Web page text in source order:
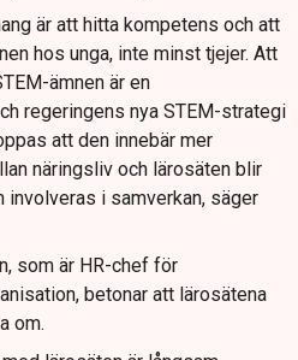
är att hitta kompetens och att
hos unga, inte minst tjejer. Att
ämnen är en
regeringens nya STEM-strategi
att den innebär mer
näringsliv och lärosäten blir
i samverkan, säger
som är HR-chef för
betonar att lärosätena
om.